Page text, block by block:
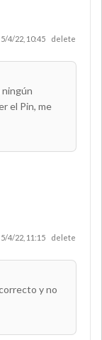
5/4/22, 10:45 delete
el Pin, me
5/4/22, 11:15 delete
y no